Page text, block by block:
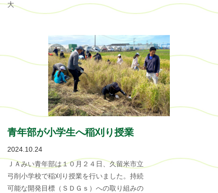
大
青年部が小学生へ稲刈り授業
2024.10.24
ＪＡみい青年部は１０月２４日、久留米市立
弓削小学校で稲刈り授業を行いました。持続
可能な開発目標（ＳＤＧｓ）への取り組みの